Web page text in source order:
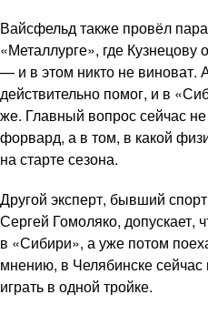
Вайсфельд также провёл
«Металлурге», где
— и в этом никто не виноват.
действительно помог, и в
же. Главный вопрос сейчас
форвард, а в том, в какой
на старте сезона.
Другой эксперт, бывший
Сергей Гомоляко, допускает,
в «Сибири», а уже потом
мнению, в Челябинске
играть в одной тройке.